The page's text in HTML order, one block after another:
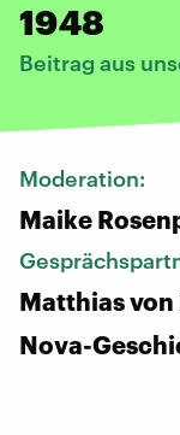
1948
Beitrag aus
Moderation:
Maike
Matthias
Nova-